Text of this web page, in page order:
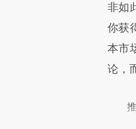
非如
你获
本市
论，
推